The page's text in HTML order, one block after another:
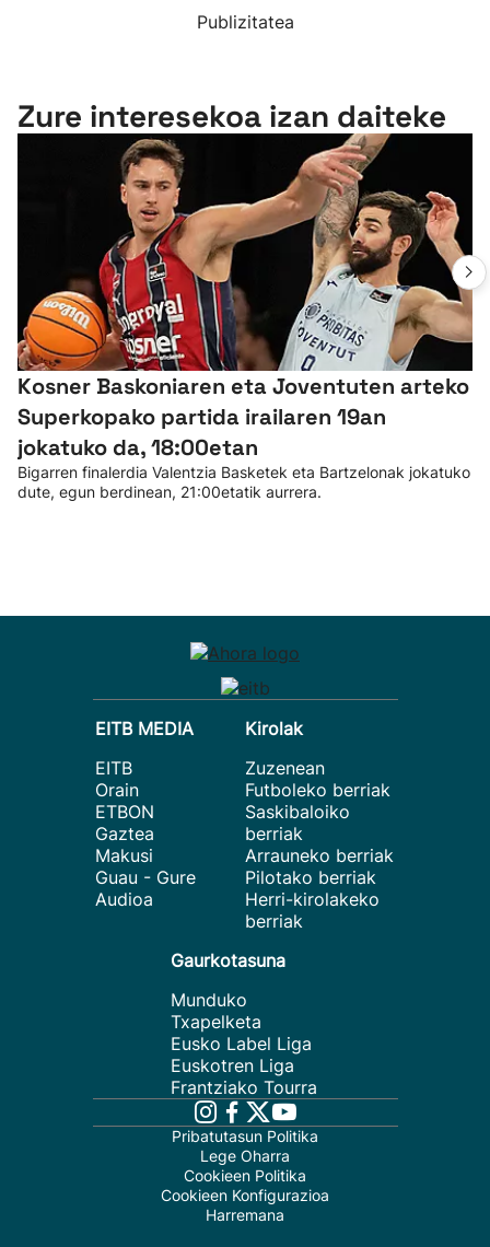
Publizitatea
Zure interesekoa izan daiteke
Kosner Baskoniaren eta Joventuten arteko
Superkopako partida irailaren 19an
jokatuko da, 18:00etan
Bigarren finalerdia Valentzia Basketek eta Bartzelonak jokatuko
dute, egun berdinean, 21:00etatik aurrera.
EITB MEDIA
EITB
Orain
ETBON
Gaztea
Makusi
Guau - Gure
Audioa
Kirolak
Zuzenean
Futboleko berriak
Saskibaloiko
berriak
Arrauneko berriak
Pilotako berriak
Herri-kirolakeko
berriak
Gaurkotasuna
Munduko
Txapelketa
Eusko Label Liga
Euskotren Liga
Frantziako Tourra
Pribatutasun Politika
Lege Oharra
Cookieen Politika
Cookieen Konfigurazioa
Harremana